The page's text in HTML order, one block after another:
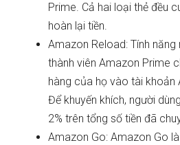
Prime. Cả hai loại thẻ đều
hoàn lại tiền.
Amazon Reload: Tính
thành viên Amazon Prime
hàng của họ vào tài
Để khuyến khích, người
2% trên tổng số tiền đã
Amazon Go: Amazon Go